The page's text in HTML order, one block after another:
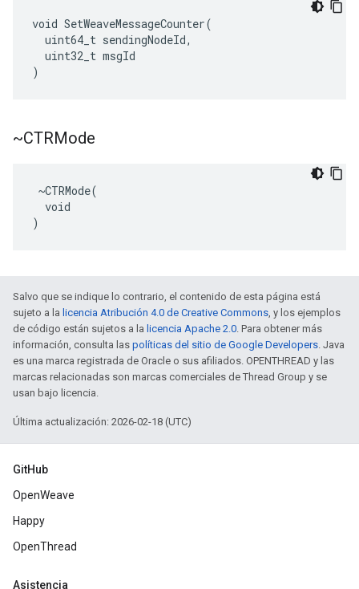
void SetWeaveMessageCounter(
  uint64_t sendingNodeId,
  uint32_t msgId
)
~CTRMode
~CTRMode(
  void
)
Salvo que se indique lo contrario, el contenido de esta página está
sujeto a la licencia Atribución 4.0 de Creative Commons, y los ejemplos
de código están sujetos a la licencia Apache 2.0. Para obtener más
información, consulta las políticas del sitio de Google Developers. Java
es una marca registrada de Oracle o sus afiliados. OPENTHREAD y las
marcas relacionadas son marcas comerciales de Thread Group y se
usan bajo licencia.
Última actualización: 2026-02-18 (UTC)
GitHub
OpenWeave
Happy
OpenThread
Asistencia